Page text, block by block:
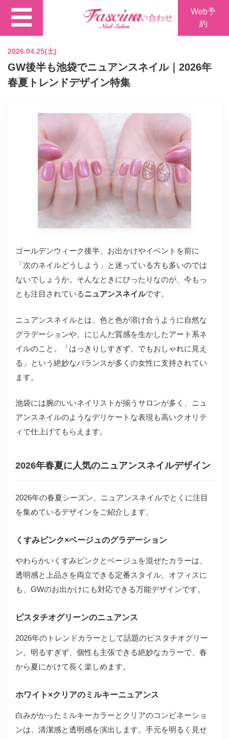
☰ 問い合わせ
Web予
約
2026.04.25(土)
GW後半も池袋でニュアンスネイル｜2026年
春夏トレンドデザイン特集
ゴールデンウィーク後半、お出かけやイベントを前に
「次のネイルどうしよう」と迷っている方も多いのでは
ないでしょうか。そんなときにぴったりなのが、今もっ
とも注目されているニュアンスネイルです。
ニュアンスネイルとは、色と色が溶け合うように自然な
グラデーションや、にじんだ質感を生かしたアート系ネ
イルのこと。「はっきりしすぎず、でもおしゃれに見え
る」という絶妙なバランスが多くの女性に支持されてい
ます。
池袋には腕のいいネイリストが揃うサロンが多く、ニュ
アンスネイルのようなデリケートな表現も高いクオリテ
ィで仕上げてもらえます。
2026年春夏に人気のニュアンスネイルデザイン
2026年の春夏シーズン、ニュアンスネイルでとくに注目
を集めているデザインをご紹介します。
くすみピンク×ベージュのグラデーション
やわらかいくすみピンクとベージュを混ぜたカラーは、
透明感と上品さを両立できる定番スタイル。オフィスに
も、GWのお出かけにも対応できる万能デザインです。
ピスタチオグリーンのニュアンス
2026年のトレンドカラーとして話題のピスタチオグリー
ン。明るすぎず、個性も主張できる絶妙なカラーで、春
から夏にかけて長く楽しめます。
ホワイト×クリアのミルキーニュアンス
白みがかったミルキーカラーとクリアのコンビネーショ
ンは、清潔感と透明感を演出します。手元を明るく見せ